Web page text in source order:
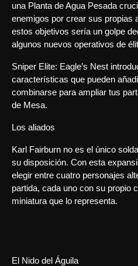
una Planta de Agua Pesada
enemigos por crear sus propias
estos objetivos sería un golpe
algunos nuevos operativos de
Sniper Elite: Eagle’s Nest
características que pueden
combinarse para ampliar tus
de Mesa.
Los aliados
Karl Fairburn no es el único
su disposición. Con esta
elegir entre cuatro personajes
partida, cada uno con su propio
miniatura que lo representa.
El Nido del Águila